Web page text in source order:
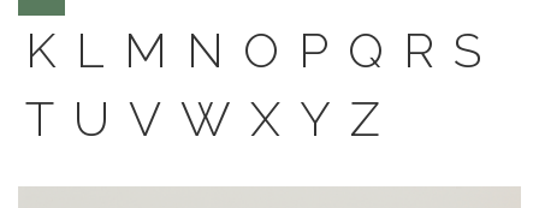
K L M N O P Q R S
T U V W X Y Z